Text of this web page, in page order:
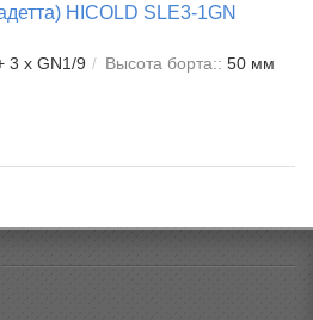
HICOLD SLE3-1GN
3 x GN1/9 Высота борта:: 50 мм